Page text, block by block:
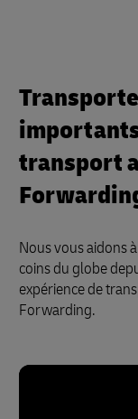
transport
Nous vous aidons
coins du globe
expérience de
Forwarding.